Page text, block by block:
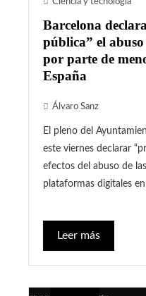
Barcelona
pública” el abuso
por parte de
España
Álvaro Sanz
El pleno del
este viernes declarar
efectos del abuso de
plataformas digitales
Leer más